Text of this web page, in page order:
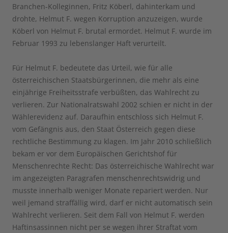
Branchen-Kolleginnen, Fritz Köberl, dahinterkam und
drohte, Helmut F. wegen Korruption anzuzeigen, wurde
Köberl von Helmut F. brutal ermordet. Helmut F. wurde im
Februar 1993 zu lebenslanger Haft verurteilt.
Für Helmut F. bedeutete das Urteil, wie für alle
österreichischen Staatsbürgerinnen, die mehr als eine
einjährige Freiheitsstrafe verbüßten, das Wahlrecht zu
verlieren. Zur Nationalratswahl 2002 schien er nicht in der
Wählerevidenz auf. Daraufhin entschloss sich Helmut F.
vom Gefängnis aus, den Staat Österreich gegen diese
rechtliche Bestimmung zu klagen. Im Jahr 2010 schließlich
bekam er vor dem Europäischen Gerichtshof für
Menschenrechte Recht: Das österreichische Wahlrecht war
im angezeigten Paragrafen menschenrechtswidrig und
musste innerhalb weniger Monate repariert werden. Nur
weil jemand straffällig wird, darf er nicht automatisch sein
Wahlrecht verlieren. Seit dem Fall von Helmut F. werden
Haftinsassinnen nicht per se wegen ihrer Straftat vom